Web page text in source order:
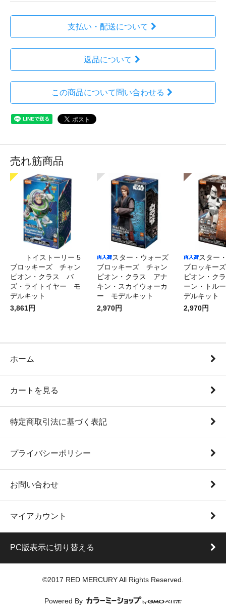
支払い・配送について
返品について
この商品について問い合わせる
売れ筋商品
トイストーリー 5
ブロッキーズ チャン
ピオン・クラス バ
ズ・ライトイヤー モ
デルキット
3,861円
スター・ウォーズ
ブロッキーズ チャン
ピオン・クラス アナ
キン・スカイウォーカ
ー モデルキット
2,970円
スター
ブロッキー
ピオン・ク
ーン・トル
デルキット
2,970円
ホーム
カートを見る
特定商取引法に基づく表記
プライバシーポリシー
お問い合わせ
マイアカウント
PC版表示に切り替える
©2017 RED MERCURY All Rights Reserved.
Powered By